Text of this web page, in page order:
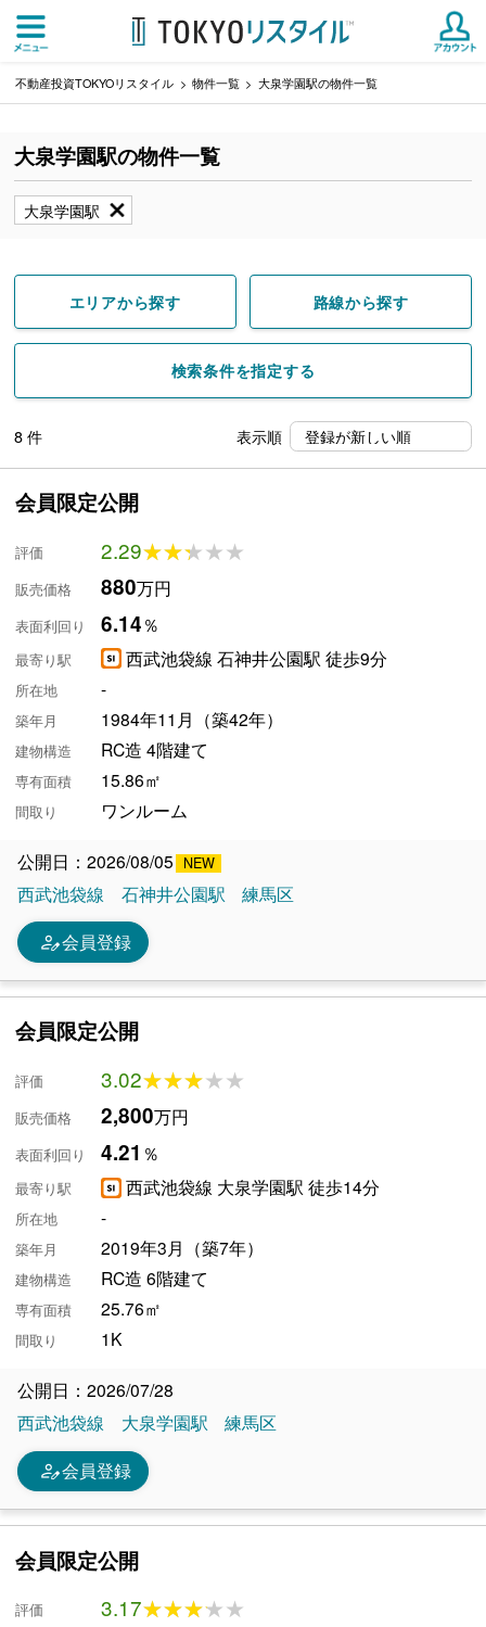
不動産投資TOKYOリスタイル 物件一覧 大泉学園駅の物件一覧
大泉学園駅の物件一覧
大泉学園駅
エリアから探す 路線から探す
検索条件を指定する
8件 表示順
会員限定公開
評価 2.29★★★★★
★★★★★
販売価格 880万円
表面利回り 6.14％
最寄り駅 西武池袋線 石神井公園駅 徒歩9分
所在地 -
築年月 1984年11月（築42年）
建物構造 RC造 4階建て
専有面積 15.86㎡
間取り ワンルーム
公開日：2026/08/05
西武池袋線
石神井公園駅 練馬区
person_edit会員登録
会員限定公開
評価 3.02★★★★★
★★★★★
販売価格 2,800万円
表面利回り 4.21 ％
最寄り駅 西武池袋線 大泉学園駅 徒歩14分
所在地 -
築年月 2019年3月（築7年）
建物構造 RC造 6階建て
専有面積 25.76㎡
間取り 1K
公開日：2026/07/28
西武池袋線
大泉学園駅 練馬区
person_edit会員登録
会員限定公開
評価 3.17★★★★★
★★★★★